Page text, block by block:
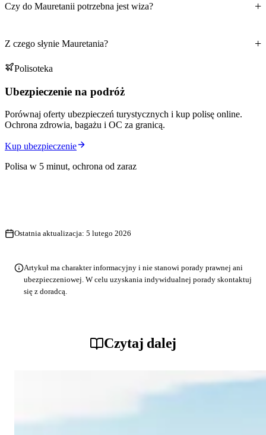
Czy do Mauretanii potrzebna jest wiza?
Z czego słynie Mauretania?
Polisoteka
Ubezpieczenie na podróż
Porównaj oferty ubezpieczeń turystycznych i kup polisę online.
Ochrona zdrowia, bagażu i OC za granicą.
Kup ubezpieczenie
Polisa w 5 minut, ochrona od zaraz
Ostatnia aktualizacja: 5 lutego 2026
Artykuł ma charakter informacyjny i nie stanowi porady prawnej ani
ubezpieczeniowej. W celu uzyskania indywidualnej porady skontaktuj
się z doradcą.
Czytaj dalej